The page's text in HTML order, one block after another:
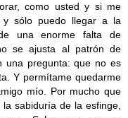
como usted y si me
y sólo puedo llegar a la
una enorme falta de
se ajusta al patrón de
una pregunta: que no es
Y permítame quedarme
mío. Por mucho que
sabiduría de la esfinge,